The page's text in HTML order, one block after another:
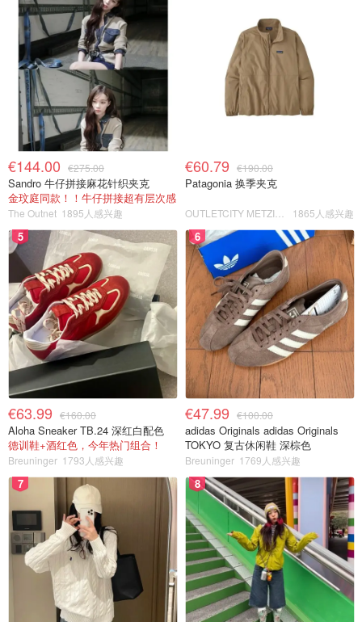
€144.00 €275.00
Sandro 牛仔拼接麻花针织夹克
金玟庭同款！！牛仔拼接超有层次感
The Outnet 1895人感兴趣
€60.79 €190.00
Patagonia 换季夹克
1865人感兴趣
5
€63.99 €160.00
Aloha Sneaker TB.24 深红白配色
德训鞋+酒红色，今年热门组合！
Breuninger 1793人感兴趣
6
€47.99 €100.00
adidas Originals adidas Originals
TOKYO 复古休闲鞋 深棕色
Breuninger 1769人感兴趣
7 8